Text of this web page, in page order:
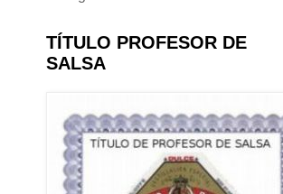
TÍTULO PROFESOR DE
SALSA